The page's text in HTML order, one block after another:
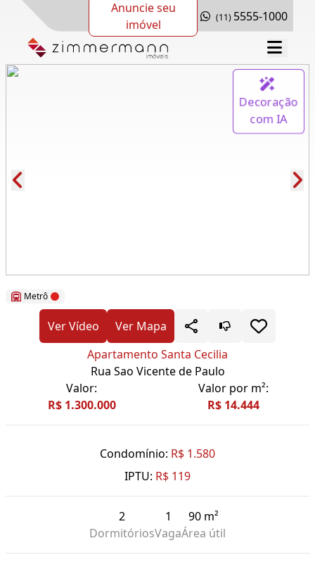
Anuncie seu
imóvel
(11) 5555-1000
Decoração
com IA
Metrô
Ver Vídeo
Ver Mapa
Apartamento Santa Cecilia
Rua Sao Vicente de Paulo
Valor:
R$ 1.300.000
Valor por m²:
R$ 14.444
Condomínio: R$ 1.580
IPTU: R$ 119
2
Dormitórios
1
Vaga
90 m²
Área útil